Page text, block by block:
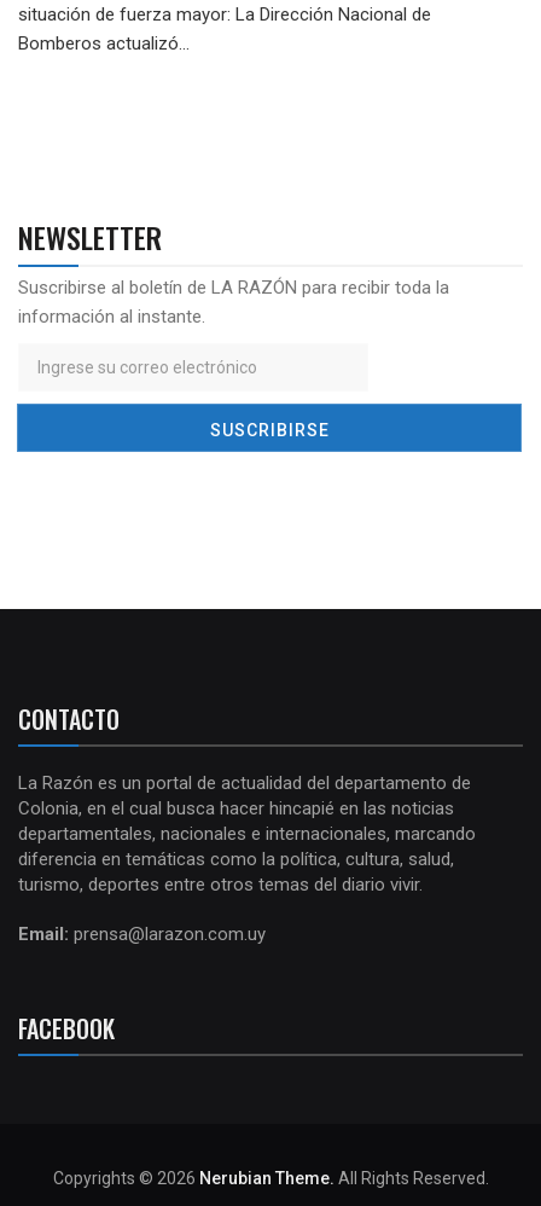
situación de fuerza mayor: La Dirección Nacional de
Bomberos actualizó...
NEWSLETTER
Suscribirse al boletín de LA RAZÓN para recibir toda la
información al instante.
CONTACTO
La Razón es un portal de actualidad del departamento de
Colonia, en el cual busca hacer hincapié en las noticias
departamentales, nacionales e internacionales, marcando
diferencia en temáticas como la política, cultura, salud,
turismo, deportes entre otros temas del diario vivir.
Email: prensa@larazon.com.uy
FACEBOOK
Copyrights © 2026 Nerubian Theme. All Rights Reserved.